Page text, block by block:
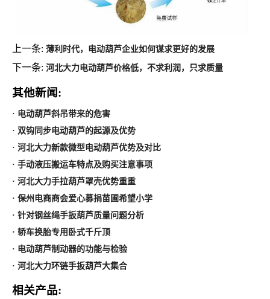
上一条: 薄利时代，电动葫芦企业如何谋求更好的发展
下一条: 河北大力电动葫芦价格低，不求利润，只求质量
其他新闻:
· 电动葫芦斜吊带来的危害
· 双钩同步电动葫芦的起源及优势
· 河北大力新款微型电动葫芦优势及对比
· 手动液压搬运车特点及购买注意事项
· 河北大力手拉葫芦罩壳优势重重
· 保州电商商会爱心募捐苗圃希望小学
· 针对钢丝绳手扳葫芦质量问题分析
· 轿车换胎专用卧式千斤顶
· 电动葫芦制动器的功能与检验
· 河北大力环链手扳葫芦大集合
相关产品: